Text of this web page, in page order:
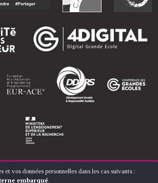
et vos données personnelles dans les cas suivants :
embarqué.